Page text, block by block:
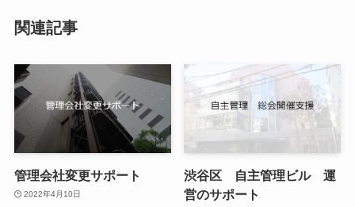
関連記事
管理会社変更サポート
2022年4月10日
渋谷区 自主管理ビル 運
営のサポート